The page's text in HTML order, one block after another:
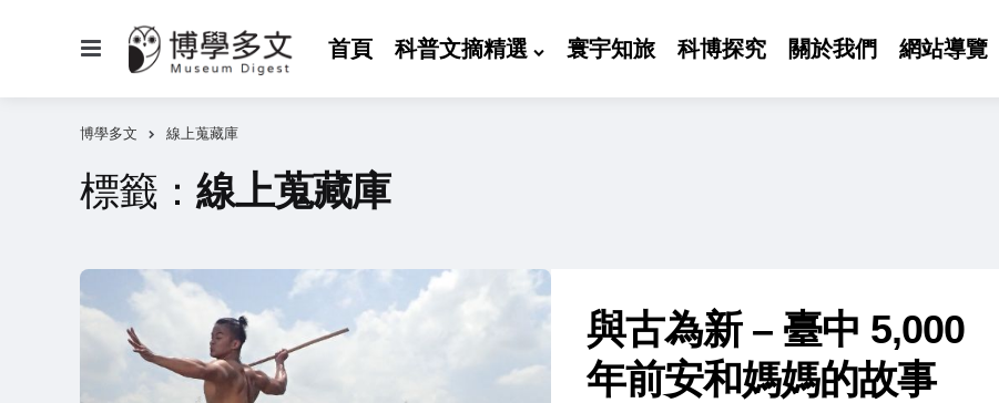
首頁 科普文摘精選 寰宇知旅 科博探究 關於我們 網站導覽
博學多文 線上蒐藏庫
標籤： 線上蒐藏庫
與古為新 – 臺中 5,000
年前安和媽媽的故事